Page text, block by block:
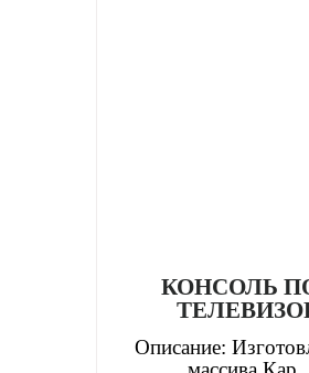
КОНСОЛЬ
Описание: